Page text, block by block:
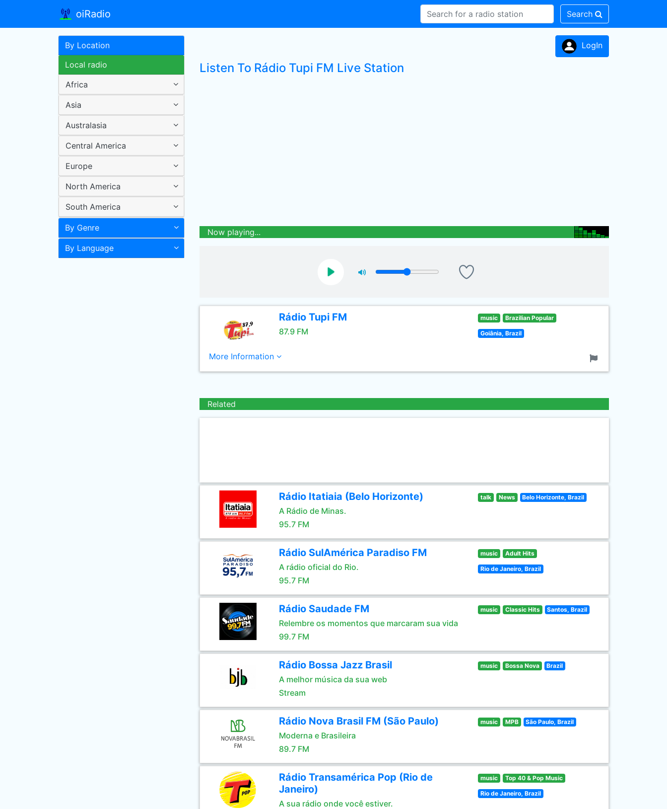
oiRadio Search
By Location
Local radio
Africa
Asia
Australasia
Central America
Europe
North America
South America
By Genre
By Language
LogIn
Listen To Rádio Tupi FM Live Station
Now playing...
Rádio Tupi FM
87.9 FM
music Brazilian Popular
Goiânia, Brazil
More Information
Related
Rádio Itatiaia (Belo Horizonte)
A Rádio de Minas.
95.7 FM
talk News Belo Horizonte, Brazil
Rádio SulAmérica Paradiso FM
A rádio oficial do Rio.
95.7 FM
music Adult Hits
Rio de Janeiro, Brazil
Rádio Saudade FM
Relembre os momentos que marcaram sua vida
99.7 FM
music Classic Hits Santos, Brazil
Rádio Bossa Jazz Brasil
A melhor música da sua web
Stream
music Bossa Nova Brazil
Rádio Nova Brasil FM (São Paulo)
Moderna e Brasileira
89.7 FM
music MPB São Paulo, Brazil
Rádio Transamérica Pop (Rio de
Janeiro)
A sua rádio onde você estiver.
music Top 40 & Pop Music
Rio de Janeiro, Brazil